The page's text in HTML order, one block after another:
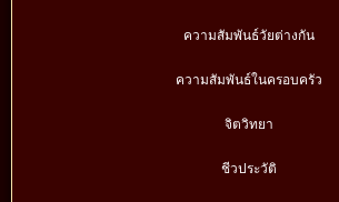
ความสัมพันธ์วัยต่างกัน
ความสัมพันธ์ในครอบครัว
จิตวิทยา
ชีวประวัติ